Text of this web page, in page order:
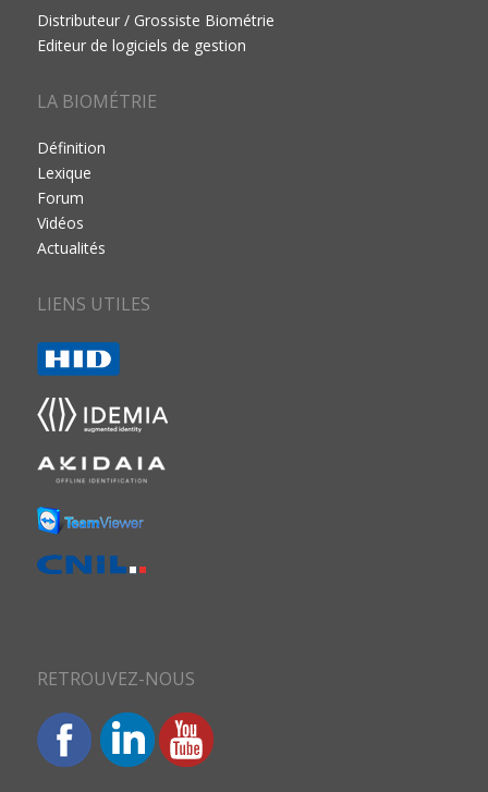
Distributeur / Grossiste Biométrie
Editeur de logiciels de gestion
LA BIOMÉTRIE
Définition
Lexique
Forum
Vidéos
Actualités
LIENS UTILES
RETROUVEZ-NOUS